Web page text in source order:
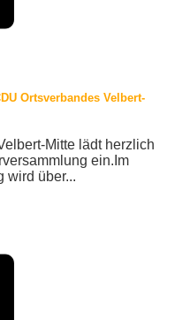
Ortsverbandes Velbert-
Mitte lädt herzlich
ein.Im
wird über...